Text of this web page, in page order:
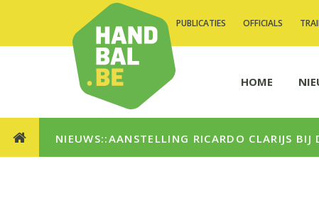
PUBLICATIES OFFICIALS
HOME
NIEUWS::AANSTELLING RICARDO CLARIJS